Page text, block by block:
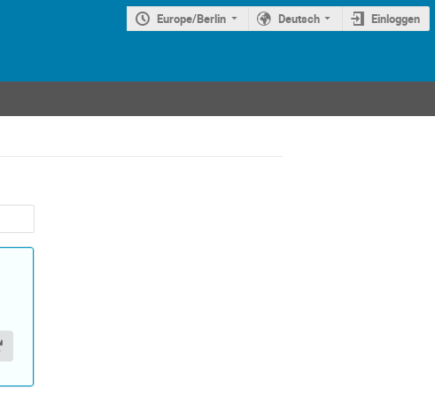
Europe/Berlin Deutsch Einloggen